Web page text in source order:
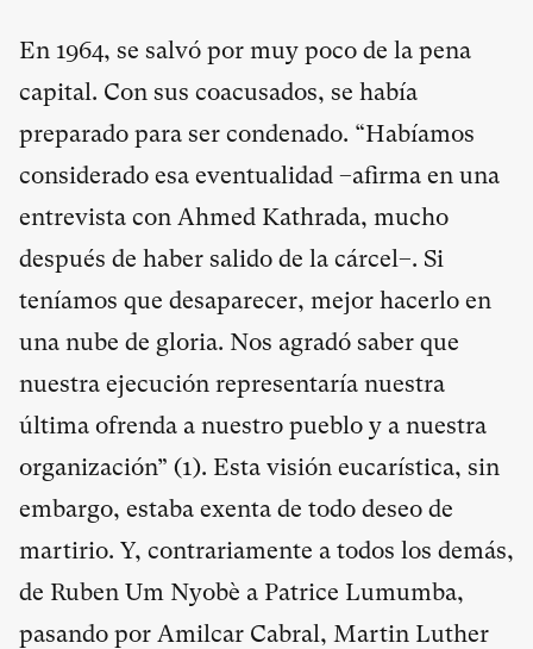
En 1964, se salvó por muy poco de la pena
capital. Con sus coacusados, se había
preparado para ser condenado. “Habíamos
considerado esa eventualidad –afirma en una
entrevista con Ahmed Kathrada, mucho
después de haber salido de la cárcel–. Si
teníamos que desaparecer, mejor hacerlo en
una nube de gloria. Nos agradó saber que
nuestra ejecución representaría nuestra
última ofrenda a nuestro pueblo y a nuestra
organización” (1). Esta visión eucarística, sin
embargo, estaba exenta de todo deseo de
martirio. Y, contrariamente a todos los demás,
de Ruben Um Nyobè a Patrice Lumumba,
pasando por Amilcar Cabral, Martin Luther